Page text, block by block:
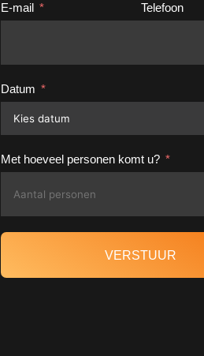
E-mail Telefoon
Datum
Met hoeveel personen komt u?
VERSTUUR